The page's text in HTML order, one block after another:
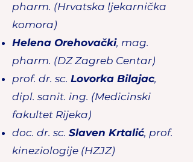
pharm. (Hrvatska ljekarnička
komora)
Helena Orehovački, mag.
pharm. (DZ Zagreb Centar)
prof. dr. sc. Lovorka Bilajac,
dipl. sanit. ing. (Medicinski
fakultet Rijeka)
doc. dr. sc. Slaven Krtalić, prof.
kineziologije (HZJZ)